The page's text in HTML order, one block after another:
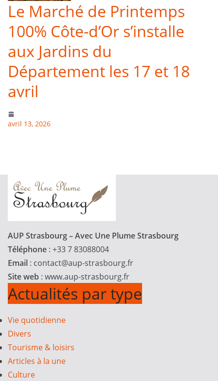
Le Marché de Printemps
100% Côte-d’Or s’installe
aux Jardins du
Département les 17 et 18
avril
avril 13, 2026
AUP Strasbourg – Avec Une Plume Strasbourg
Téléphone : +33 7 83088004
Email : contact@aup-strasbourg.fr
Site web : www.aup-strasbourg.fr
Actualités par type
Vie quotidienne
Divers
Tourisme & loisirs
Articles à la une
Culture